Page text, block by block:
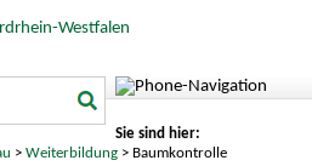
Sie sind hier:
>Weiterbildung > Baumkontrolle